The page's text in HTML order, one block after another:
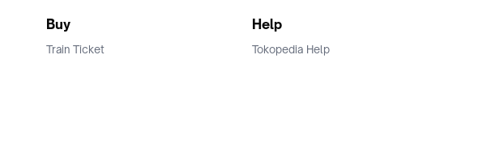
Buy
Train Ticket
Help
Tokopedia Help